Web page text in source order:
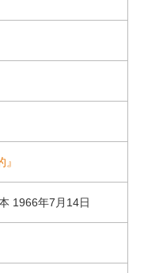
』
1966年7月14日